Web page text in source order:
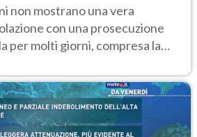
non mostrano una vera
con una prosecuzione
per molti giorni, compresa la